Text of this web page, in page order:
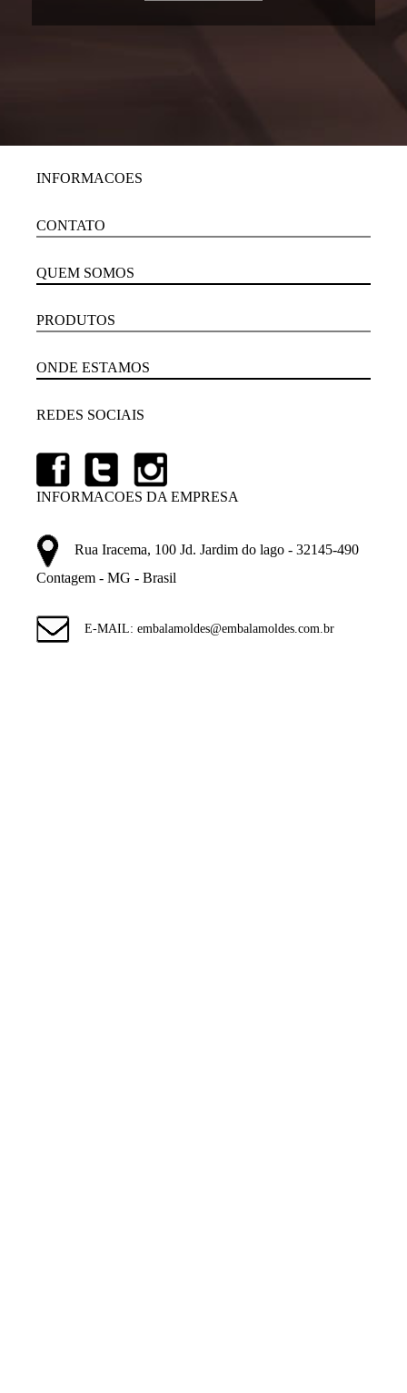
INFORMACOES
CONTATO
QUEM SOMOS
PRODUTOS
ONDE ESTAMOS
REDES SOCIAIS
INFORMACOES DA EMPRESA
Rua Iracema, 100 Jd. Jardim do lago - 32145-490
Contagem - MG - Brasil
E-MAIL: embalamoldes@embalamoldes.com.br